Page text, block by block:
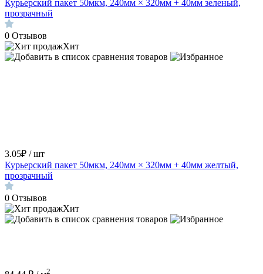
Курьерский пакет 50мкм, 240мм × 320мм + 40мм зеленый,
прозрачный
0 Отзывов
Хит
3.05₽ / шт
Курьерский пакет 50мкм, 240мм × 320мм + 40мм желтый,
прозрачный
0 Отзывов
Хит
2